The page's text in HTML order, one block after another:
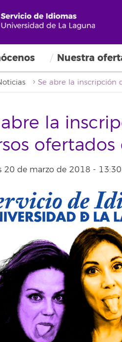
Nuestra
la
20 de marzo de 2018 - 13:30